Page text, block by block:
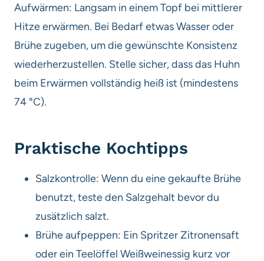
Aufwärmen: Langsam in einem Topf bei mittlerer
Hitze erwärmen. Bei Bedarf etwas Wasser oder
Brühe zugeben, um die gewünschte Konsistenz
wiederherzustellen. Stelle sicher, dass das Huhn
beim Erwärmen vollständig heiß ist (mindestens
74 °C).
Praktische Kochtipps
Salzkontrolle: Wenn du eine gekaufte Brühe
benutzt, teste den Salzgehalt bevor du
zusätzlich salzt.
Brühe aufpeppen: Ein Spritzer Zitronensaft
oder ein Teelöffel Weißweinessig kurz vor